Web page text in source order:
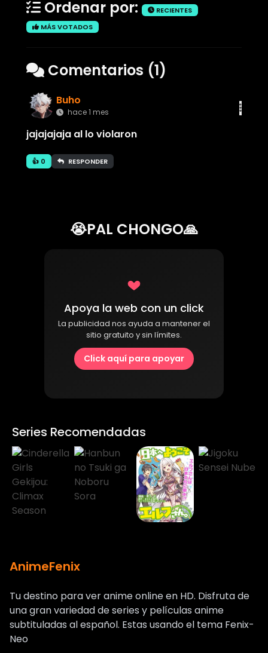
Ordenar por:
RECIENTES
MÁS VOTADOS
Comentarios (1)
Buho
hace 1 mes
jajajajaja al lo violaron
👍 0 RESPONDER
😭PAL CHONGO🙏
Apoya la web con un click
La publicidad nos ayuda a mantener el
sitio gratuito y sin límites.
Click aquí para apoyar
Series Recomendadas
AnimeFenix
Tu destino para ver anime online en HD. Disfruta de
una gran variedad de series y películas anime
subtituladas al español. Estas usando el tema Fenix-
Neo